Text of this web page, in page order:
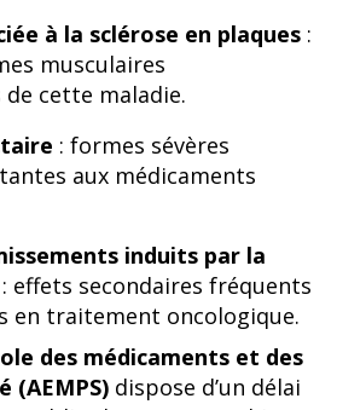
à la sclérose en plaques :
musculaires
cette maladie.
: formes sévères
aux médicaments
induits par la
: effets secondaires fréquents
en traitement oncologique.
des médicaments et des
(AEMPS) dispose d’un délai